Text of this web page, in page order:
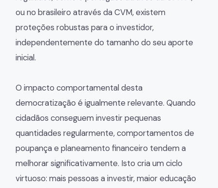
ou no brasileiro através da CVM, existem
proteções robustas para o investidor,
independentemente do tamanho do seu aporte
inicial.
O impacto comportamental desta
democratização é igualmente relevante. Quando
cidadãos conseguem investir pequenas
quantidades regularmente, comportamentos de
poupança e planeamento financeiro tendem a
melhorar significativamente. Isto cria um ciclo
virtuoso: mais pessoas a investir, maior educação